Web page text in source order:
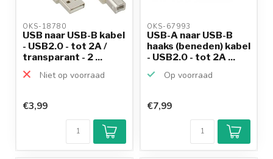
OKS-18780
USB naar USB-B kabel
- USB2.0 - tot 2A /
transparant - 2 ...
Niet op voorraad
€3,99
OKS-67993
USB-A naar USB-B
haaks (beneden) kabel
- USB2.0 - tot 2A ...
Op voorraad
€7,99